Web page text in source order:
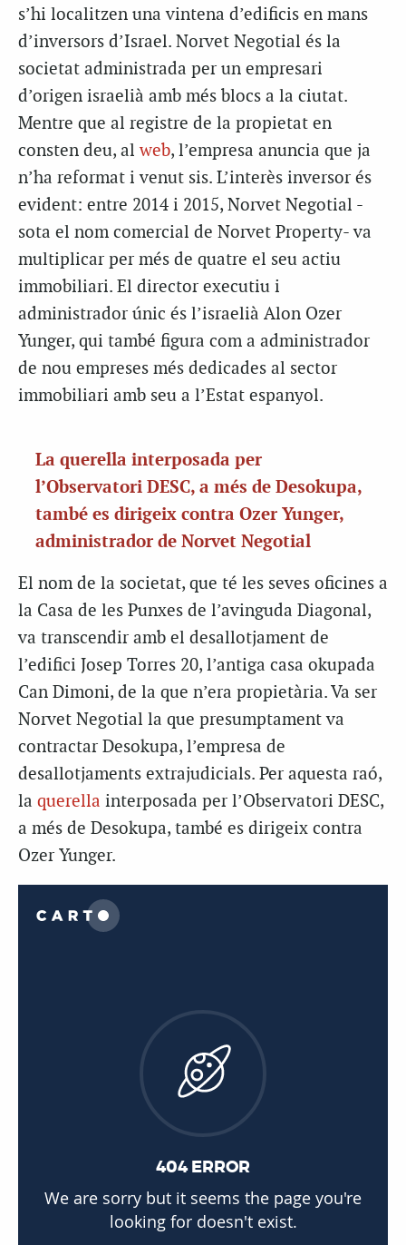
s’hi localitzen una vintena d’edificis en mans
d’inversors d’Israel. Norvet Negotial és la
societat administrada per un empresari
d’origen israelià amb més blocs a la ciutat.
Mentre que al registre de la propietat en
consten deu, al web, l’empresa anuncia que ja
n’ha reformat i venut sis. L’interès inversor és
evident: entre 2014 i 2015, Norvet Negotial -
sota el nom comercial de Norvet Property- va
multiplicar per més de quatre el seu actiu
immobiliari. El director executiu i
administrador únic és l’israelià Alon Ozer
Yunger, qui també figura com a administrador
de nou empreses més dedicades al sector
immobiliari amb seu a l’Estat espanyol.
La querella interposada per
l’Observatori DESC, a més de Desokupa,
també es dirigeix contra Ozer Yunger,
administrador de Norvet Negotial
El nom de la societat, que té les seves oficines a
la Casa de les Punxes de l’avinguda Diagonal,
va transcendir amb el desallotjament de
l’edifici Josep Torres 20, l’antiga casa okupada
Can Dimoni, de la que n’era propietària. Va ser
Norvet Negotial la que presumptament va
contractar Desokupa, l’empresa de
desallotjaments extrajudicials. Per aquesta raó,
la querella interposada per l’Observatori DESC,
a més de Desokupa, també es dirigeix contra
Ozer Yunger.